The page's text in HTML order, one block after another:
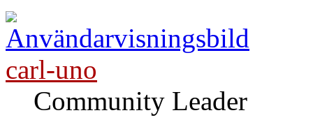
carl-uno
Community Leader